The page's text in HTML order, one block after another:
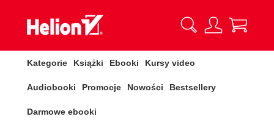
Kategorie Książki Ebooki Kursy video
Audiobooki Promocje Nowości Bestsellery
Darmowe ebooki